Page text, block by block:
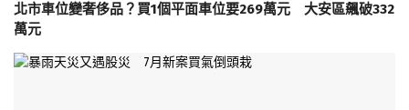
北市車位變奢侈品？買1個平面車位要269萬元 大安區飆破332
萬元